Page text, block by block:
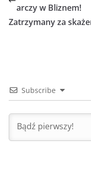
arczy w Bliznem!
Zatrzymany za
Subscribe